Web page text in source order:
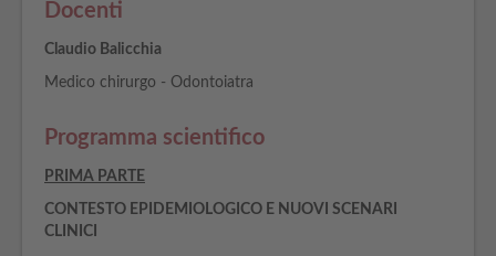
Docenti
Claudio Balicchia
Medico chirurgo - Odontoiatra
Programma scientifico
PRIMA PARTE
CONTESTO EPIDEMIOLOGICO E NUOVI SCENARI
CLINICI